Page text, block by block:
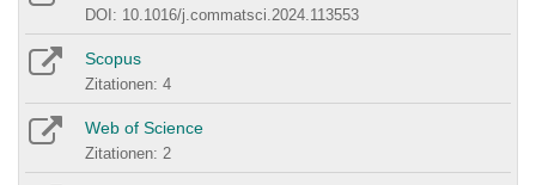
DOI: 10.1016/j.commatsci.2024.113553
Scopus
Zitationen: 4
Web of Science
Zitationen: 2